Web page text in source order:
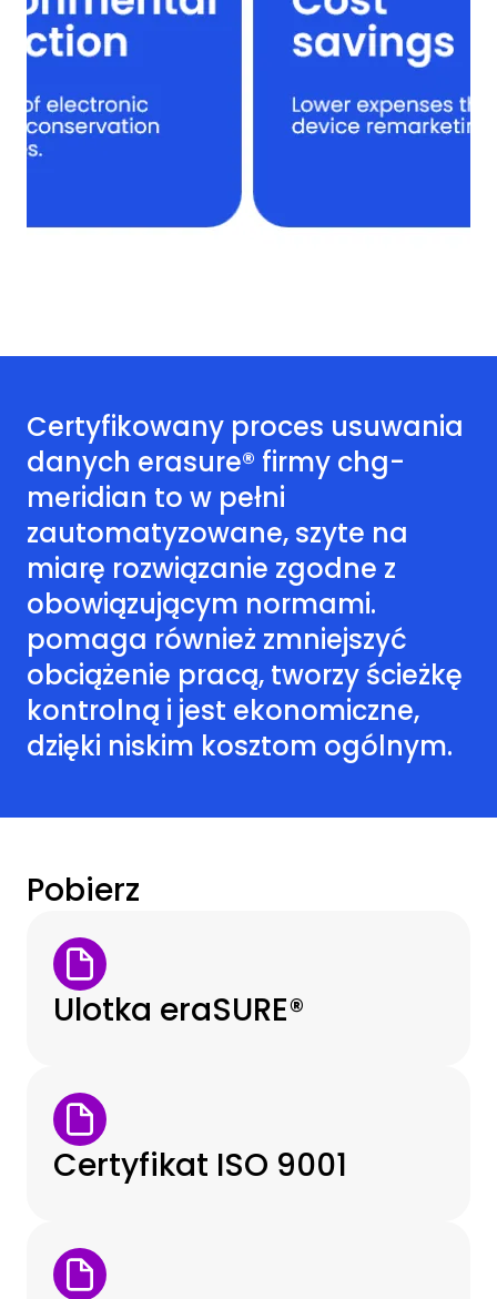
Certyfikowany proces usuwania
danych erasure® firmy chg-
meridian to w pełni
zautomatyzowane, szyte na
miarę rozwiązanie zgodne z
obowiązującym normami.
pomaga również zmniejszyć
obciążenie pracą, tworzy ścieżkę
kontrolną i jest ekonomiczne,
dzięki niskim kosztom ogólnym.
Pobierz
Ulotka eraSURE®
Certyfikat ISO 9001